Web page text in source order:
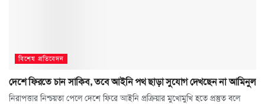
বিশেষ প্রতিবেদন
দেশে ফিরতে চান সাকিব, তবে আইনি পথ ছাড়া সুযোগ দেখছেন না আমিনুল
নিরাপত্তার নিশ্চয়তা পেলে দেশে ফিরে আইনি প্রক্রিয়ার মুখোমুখি হতে প্রস্তুত বলে